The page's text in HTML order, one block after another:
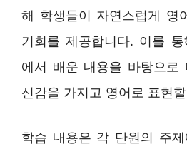
해 학생들이 자연스럽게 영
기회를 제공합니다. 이를
에서 배운 내용을 바탕으로
신감을 가지고 영어로 표현
학습 내용은 각 단원의 주